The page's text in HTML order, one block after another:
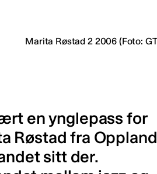
en ynglepass for
Røstad fra Oppland
sitt der.